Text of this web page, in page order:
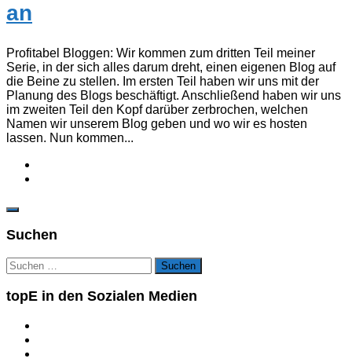
an
Profitabel Bloggen: Wir kommen zum dritten Teil meiner
Serie, in der sich alles darum dreht, einen eigenen Blog auf
die Beine zu stellen. Im ersten Teil haben wir uns mit der
Planung des Blogs beschäftigt. Anschließend haben wir uns
im zweiten Teil den Kopf darüber zerbrochen, welchen
Namen wir unserem Blog geben und wo wir es hosten
lassen. Nun kommen...
Suchen
Suchen
nach:
topE in den Sozialen Medien